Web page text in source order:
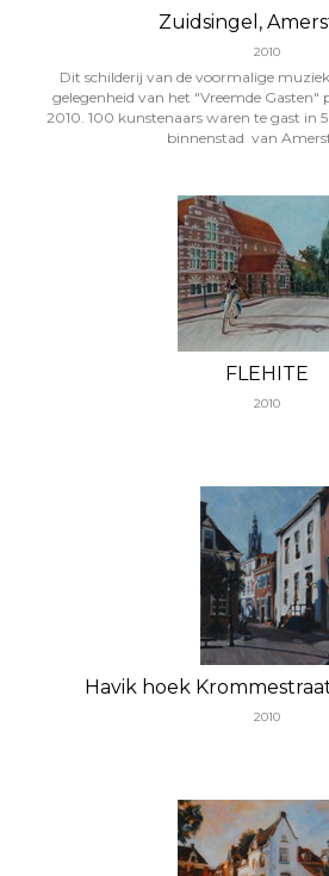
Zuidsingel,
2010
Dit schilderij van de voormalige
gelegenheid van het "Vreemde Gasten"
2010. 100 kunstenaars waren te gast in
binnenstad van
FLEHITE
2010
Havik hoek
2010